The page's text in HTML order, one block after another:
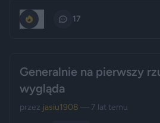
17
Generalnie na pierwszy
wygląda
przez jasiu1908 — 7 lat temu